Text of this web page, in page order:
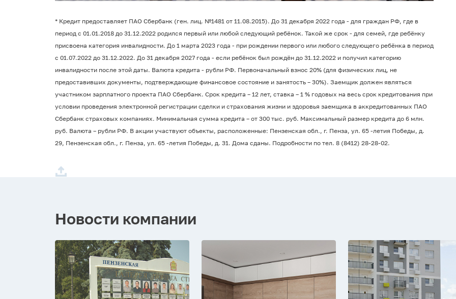
* Кредит предоставляет ПАО Сбербанк (ген. лиц. №1481 от 11.08.2015). До 31 декабря 2022 года - для граждан РФ, где в
период с 01.01.2018 до 31.12.2022 родился первый или любой следующий ребёнок. Такой же срок - для семей, где ребёнку
присвоена категория инвалидности. До 1 марта 2023 года - при рождении первого или любого следующего ребёнка в период
с 01.07.2022 до 31.12.2022. До 31 декабря 2027 года - если ребёнок был рождён до 31.12.2022 и получил категорию
инвалидности после этой даты. Валюта кредита - рубли РФ. Первоначальный взнос 20% (для физических лиц, не
предоставивших документы, подтверждающие финансовое состояние и занятость – 30%). Заемщик должен являться
участником зарплатного проекта ПАО Сбербанк. Срок кредита – 12 лет, ставка – 1 % годовых на весь срок кредитования при
условии проведения электронной регистрации сделки и страхования жизни и здоровья заемщика в аккредитованных ПАО
Сбербанк страховых компаниях. Минимальная сумма кредита – от 300 тыс. руб. Максимальный размер кредита до 6 млн.
руб. Валюта – рубли РФ. В акции участвуют объекты, расположенные: Пензенская обл., г. Пенза, ул. 65 -летия Победы, д.
29, Пензенская обл., г. Пенза, ул. 65 -летия Победы, д. 31. Дома сданы. Подробности по тел. 8 (8412) 28-28-02.
Новости компании